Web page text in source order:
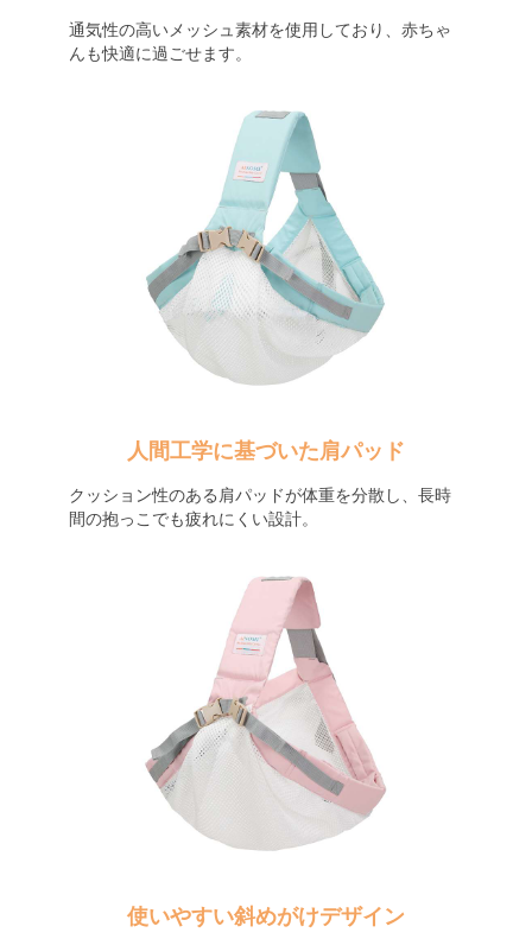
通気性の高いメッシュ素材を使用しており、赤ちゃ
んも快適に過ごせます。
人間工学に基づいた肩パッド
クッション性のある肩パッドが体重を分散し、長時
間の抱っこでも疲れにくい設計。
使いやすい斜めがけデザイン